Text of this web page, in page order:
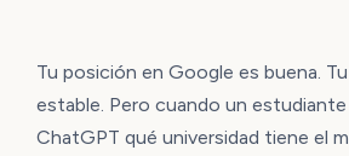
Tu posición en Google es buena.
estable. Pero cuando un
ChatGPT qué universidad tiene el